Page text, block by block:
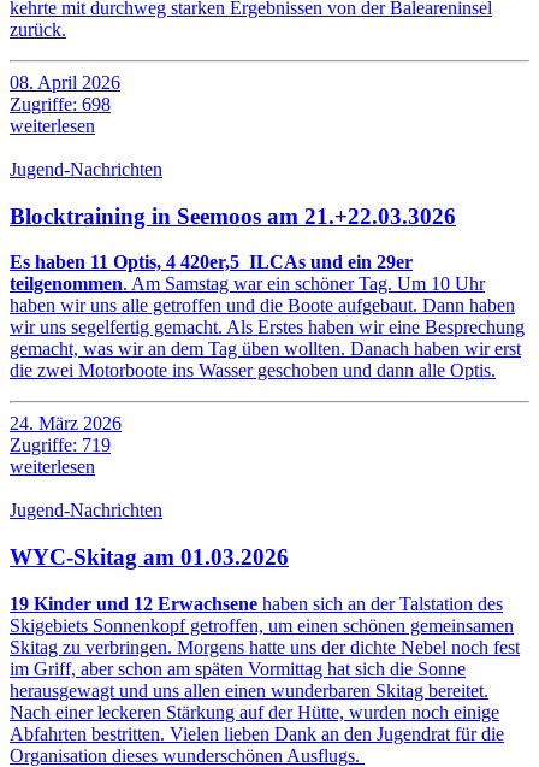
kehrte mit durchweg starken Ergebnissen von der Baleareninsel
zurück.
08. April 2026
Zugriffe: 698
weiterlesen
Jugend-Nachrichten
Blocktraining in Seemoos am 21.+22.03.3026
Es haben 11 Optis, 4 420er,5 ILCAs und ein 29er
teilgenommen. Am Samstag war ein schöner Tag. Um 10 Uhr
haben wir uns alle getroffen und die Boote aufgebaut. Dann haben
wir uns segelfertig gemacht. Als Erstes haben wir eine Besprechung
gemacht, was wir an dem Tag üben wollten. Danach haben wir erst
die zwei Motorboote ins Wasser geschoben und dann alle Optis.
24. März 2026
Zugriffe: 719
weiterlesen
Jugend-Nachrichten
WYC-Skitag am 01.03.2026
19 Kinder und 12 Erwachsene haben sich an der Talstation des
Skigebiets Sonnenkopf getroffen, um einen schönen gemeinsamen
Skitag zu verbringen. Morgens hatte uns der dichte Nebel noch fest
im Griff, aber schon am späten Vormittag hat sich die Sonne
herausgewagt und uns allen einen wunderbaren Skitag bereitet.
Nach einer leckeren Stärkung auf der Hütte, wurden noch einige
Abfahrten bestritten. Vielen lieben Dank an den Jugendrat für die
Organisation dieses wunderschönen Ausflugs.